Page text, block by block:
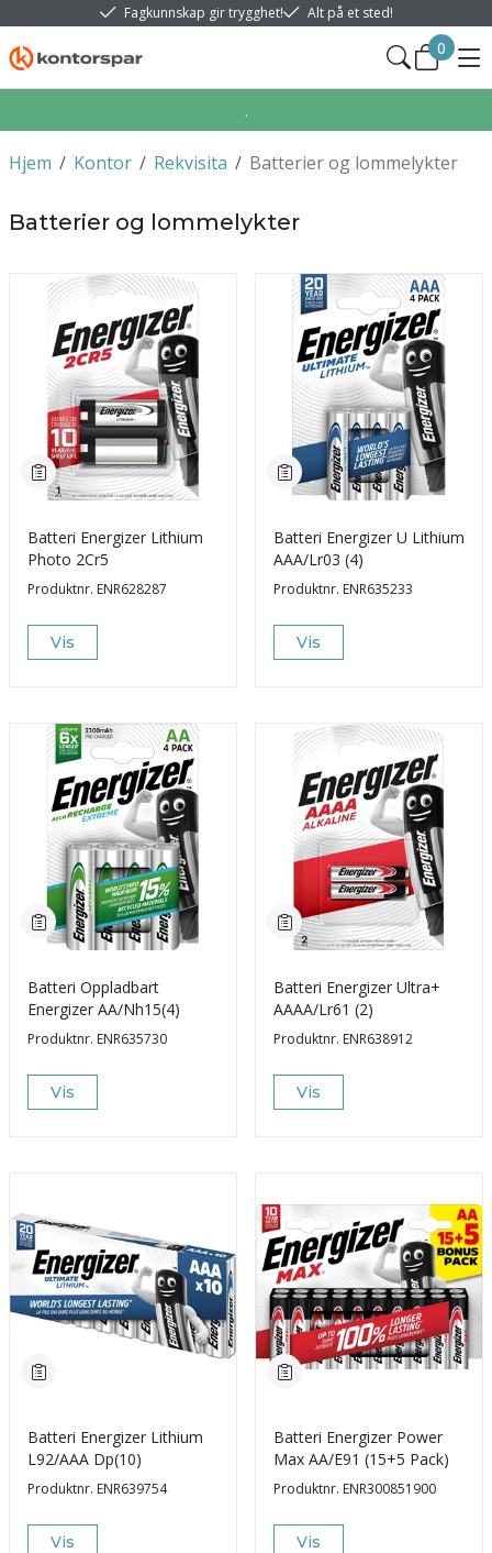
Fagkunnskap gir trygghet! Alt på et sted!
0
.
/
Hjem /
Kontor /
Rekvisita Batterier og lommelykter
Batterier og lommelykter
Batteri Energizer Lithium
Photo 2Cr5
Produktnr. ENR628287
Vis
Batteri Energizer U Lithium
AAA/Lr03 (4)
Produktnr. ENR635233
Vis
Batteri Oppladbart
Energizer AA/Nh15(4)
Produktnr. ENR635730
Vis
Batteri Energizer Ultra+
AAAA/Lr61 (2)
Produktnr. ENR638912
Vis
Batteri Energizer Lithium
L92/AAA Dp(10)
Produktnr. ENR639754
Vis
Batteri Energizer Power
Max AA/E91 (15+5 Pack)
Produktnr. ENR300851900
Vis